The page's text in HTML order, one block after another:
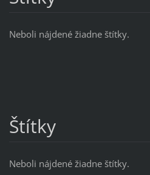
Neboli nájdené žiadne štítky.
Štítky
Neboli nájdené žiadne štítky.